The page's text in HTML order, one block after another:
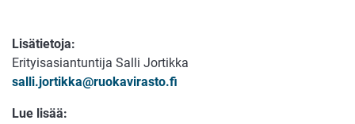
Lisätietoja:
Erityisasiantuntija Salli Jortikka
salli.jortikka@ruokavirasto.fi
Lue lisää: